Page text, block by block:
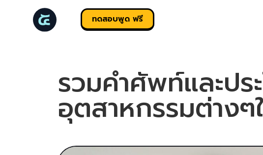
ทดสอบพูด ฟรี
รวมคำศัพท์และปร
อุตสาหกรรมต่างๆ